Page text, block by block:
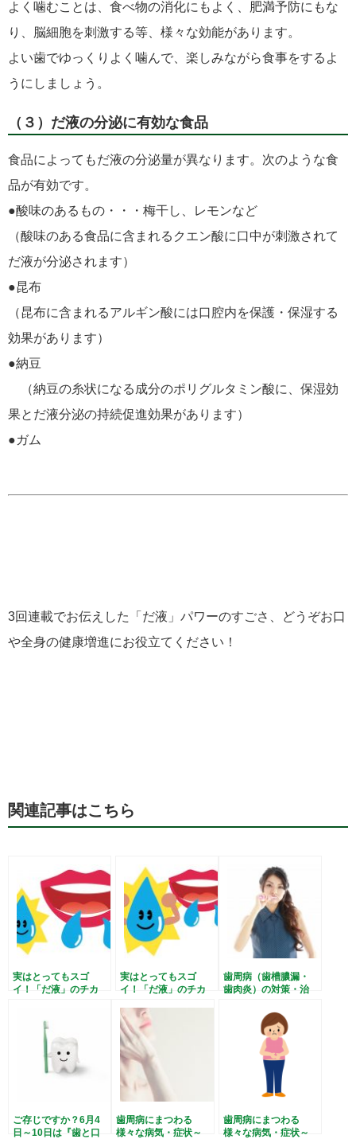
よく噛むことは、食べ物の消化にもよく、肥満予防にもな
り、脳細胞を刺激する等、様々な効能があります。
よい歯でゆっくりよく噛んで、楽しみながら食事をするよ
うにしましょう。
（３）だ液の分泌に有効な食品
食品によってもだ液の分泌量が異なります。次のような食
品が有効です。
●酸味のあるもの・・・梅干し、レモンなど
（酸味のある食品に含まれるクエン酸に口中が刺激されて
だ液が分泌されます）
●昆布
（昆布に含まれるアルギン酸には口腔内を保護・保湿する
効果があります）
●納豆
（納豆の糸状になる成分のポリグルタミン酸に、保湿効
果とだ液分泌の持続促進効果があります）
●ガム
3回連載でお伝えした「だ液」パワーのすごさ、どうぞお口
や全身の健康増進にお役立てください！
関連記事はこちら
実はとってもスゴ
イ！「だ液」のチカ
実はとってもスゴ
イ！「だ液」のチカ
の健康を守る！
歯周病（歯槽膿漏・
歯肉炎）の対策・治
きの効果とは？
ご存じですか？6月4
日～10日は『歯と口
歯周病にまつわる
様々な病気・症状～
歯周病にまつわる
様々な病気・症状～